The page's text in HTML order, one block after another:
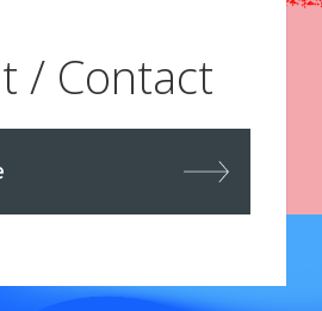
/ Contact